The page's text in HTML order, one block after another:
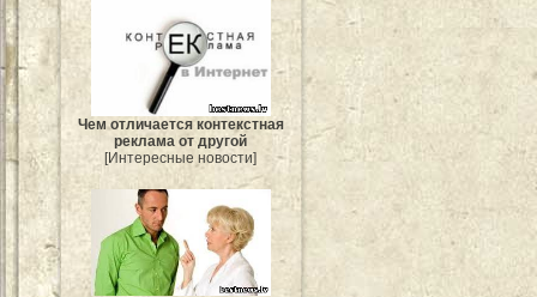
Чем отличается контекстная
реклама от другой
[Интересные новости]